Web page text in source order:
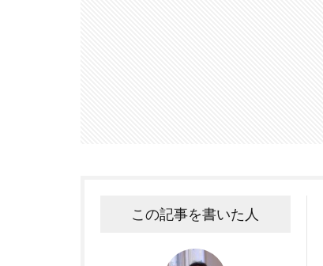
この記事を書いた人